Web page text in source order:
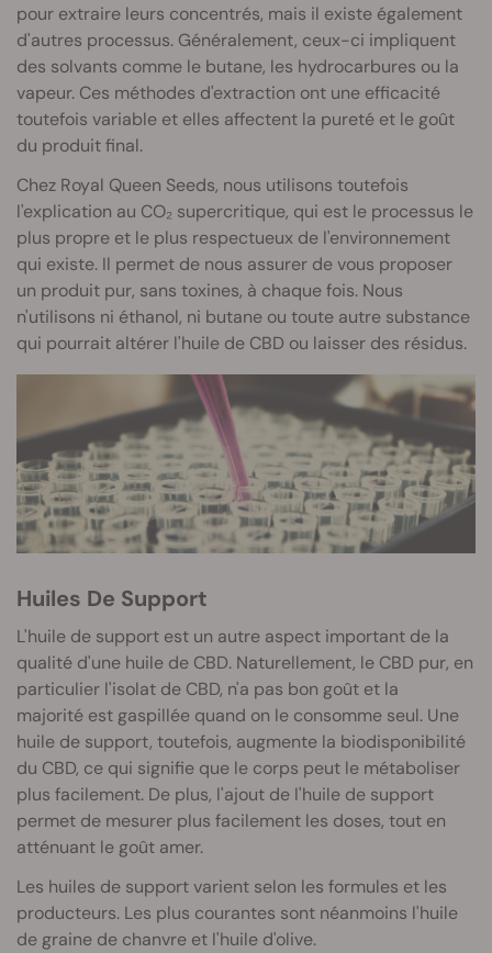
pour extraire leurs concentrés, mais il existe également
d'autres processus. Généralement, ceux-ci impliquent
des solvants comme le butane, les hydrocarbures ou la
vapeur. Ces méthodes d'extraction ont une efficacité
toutefois variable et elles affectent la pureté et le goût
du produit final.
Chez Royal Queen Seeds, nous utilisons toutefois
l'explication au CO₂ supercritique, qui est le processus le
plus propre et le plus respectueux de l'environnement
qui existe. Il permet de nous assurer de vous proposer
un produit pur, sans toxines, à chaque fois. Nous
n'utilisons ni éthanol, ni butane ou toute autre substance
qui pourrait altérer l'huile de CBD ou laisser des résidus.
Huiles De Support
L'huile de support est un autre aspect important de la
qualité d'une huile de CBD. Naturellement, le CBD pur, en
particulier l'isolat de CBD, n'a pas bon goût et la
majorité est gaspillée quand on le consomme seul. Une
huile de support, toutefois, augmente la biodisponibilité
du CBD, ce qui signifie que le corps peut le métaboliser
plus facilement. De plus, l'ajout de l'huile de support
permet de mesurer plus facilement les doses, tout en
atténuant le goût amer.
Les huiles de support varient selon les formules et les
producteurs. Les plus courantes sont néanmoins l'huile
de graine de chanvre et l'huile d'olive.